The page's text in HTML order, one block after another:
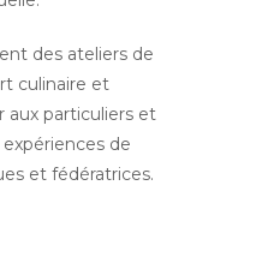
des ateliers de
culinaire et
aux particuliers et
de
et fédératrices.